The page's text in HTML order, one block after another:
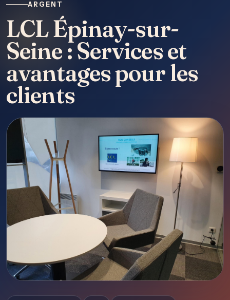
ARGENT
LCL Épinay-sur-
Seine : Services et
avantages pour les
clients